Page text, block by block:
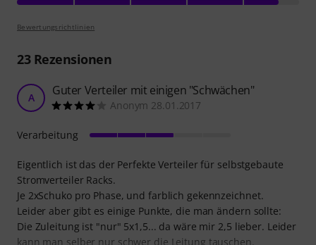
Bewertungsrichtlinien
23Rezensionen
A Guter Verteiler mit einigen "Schwächen"
Anonym 28.01.2017
Eigentlich ist das der Perfekte Verteiler für selbstgebaute
Stromverteiler Racks.
Je 2xSchuko pro Phase, und farblich gekennzeichnet.
Leider aber gibt es einige Punkte, die man ändern sollte:
Die Zuleitung ist "nur" 5x1,5... da wäre mir 2,5 lieber. Leider
kann man selber nur schwer die Leitung tauschen.
Verarbeitung